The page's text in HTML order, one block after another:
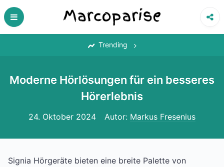
Skip
to
content
Trending
Moderne Hörlösungen für ein besseres
Hörerlebnis
24. Oktober 2024 Autor: Markus Fresenius
Signia Hörgeräte bieten eine breite Palette von